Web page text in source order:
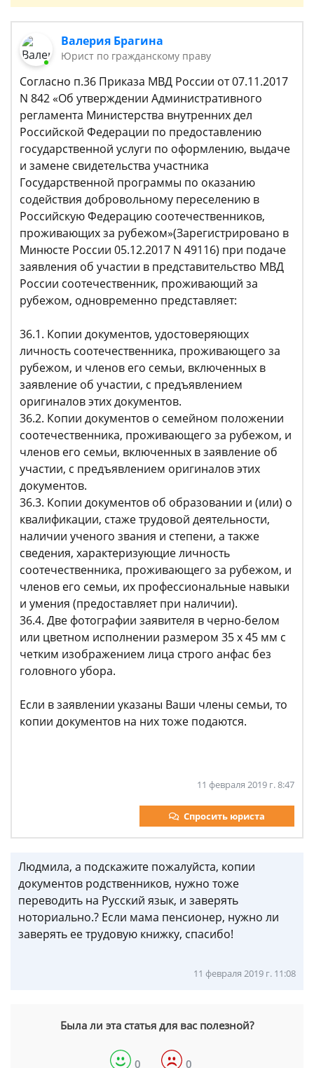
Валерия Брагина
Юрист по гражданскому праву
Согласно п.36 Приказа МВД России от 07.11.2017
N 842 «Об утверждении Административного
регламента Министерства внутренних дел
Российской Федерации по предоставлению
государственной услуги по оформлению, выдаче
и замене свидетельства участника
Государственной программы по оказанию
содействия добровольному переселению в
Российскую Федерацию соотечественников,
проживающих за рубежом»(Зарегистрировано в
Минюсте России 05.12.2017 N 49116) при подаче
заявления об участии в представительство МВД
России соотечественник, проживающий за
рубежом, одновременно представляет:
36.1. Копии документов, удостоверяющих
личность соотечественника, проживающего за
рубежом, и членов его семьи, включенных в
заявление об участии, с предъявлением
оригиналов этих документов.
36.2. Копии документов о семейном положении
соотечественника, проживающего за рубежом, и
членов его семьи, включенных в заявление об
участии, с предъявлением оригиналов этих
документов.
36.3. Копии документов об образовании и (или) о
квалификации, стаже трудовой деятельности,
наличии ученого звания и степени, а также
сведения, характеризующие личность
соотечественника, проживающего за рубежом, и
членов его семьи, их профессиональные навыки
и умения (предоставляет при наличии).
36.4. Две фотографии заявителя в черно-белом
или цветном исполнении размером 35 x 45 мм с
четким изображением лица строго анфас без
головного убора.
Если в заявлении указаны Ваши члены семьи, то
копии документов на них тоже подаются.
11 февраля 2019 г. 8:47
Спросить юриста
Людмила, а подскажите пожалуйста, копии
документов родственников, нужно тоже
переводить на Русский язык, и заверять
ноториально.? Если мама пенсионер, нужно ли
заверять ее трудовую книжку, спасибо!
11 февраля 2019 г. 11:08
Была ли эта статья для вас полезной?
0 0